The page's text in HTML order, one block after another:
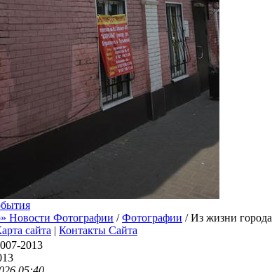
Новости Фотографии /Фотографии / Из жизни города
сайта | Контакты Сайта
2013